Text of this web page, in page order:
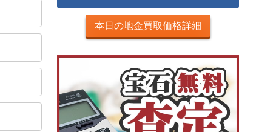
本日の地金買取価格詳細